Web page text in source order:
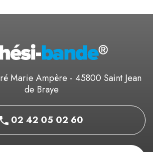
Marie Ampère - 45800 Saint Jean
de Braye
02 42 05 02 60